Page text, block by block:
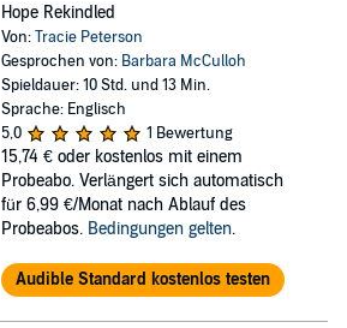
Hope Rekindled
Von:Tracie Peterson
Gesprochen von: Barbara McCulloh
Spieldauer: 10 Std. und 13 Min.
Sprache: Englisch
5,0
1 Bewertung
15,74 € oder kostenlos mit einem
Probeabo. Verlängert sich automatisch
für 6,99 €/Monat nach Ablauf des
Probeabos. Bedingungen gelten.
Audible Standard kostenlos testen